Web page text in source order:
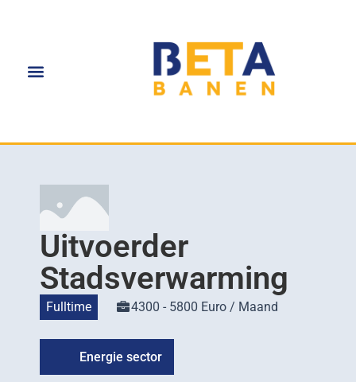
Uitvoerder
Stadsverwarming
Fulltime 4300 - 5800 Euro / Maand
Energie sector